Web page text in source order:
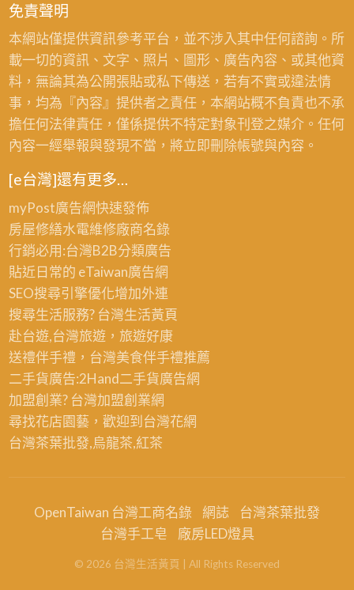
免責聲明
本網站僅提供資訊參考平台，並不涉入其中任何諮詢。所
載一切的資訊、文字、照片、圖形、廣告內容、或其他資
料，無論其為公開張貼或私下傳送，若有不實或違法情
事，均為『內容』提供者之責任，本網站概不負責也不承
擔任何法律責任，僅係提供不特定對象刊登之媒介。任何
內容一經舉報與發現不當，將立即刪除帳號與內容。
[e台灣]還有更多…
myPost廣告網快速發佈
房屋修繕水電維修廠商名錄
行銷必用:台灣B2B分類廣告
貼近日常的 eTaiwan廣告網
SEO搜尋引擎優化增加外連
搜尋生活服務? 台灣生活黃頁
赴台遊,台灣旅遊，旅遊好康
送禮伴手禮，台灣美食伴手禮推薦
二手貨廣告:2Hand二手貨廣告網
加盟創業? 台灣加盟創業網
尋找花店園藝，歡迎到 台灣花網
台灣茶葉批發,烏龍茶,紅茶
OpenTaiwan 台灣工商名錄 網誌
台灣茶葉批發
台灣手工皂
廠房LED燈具
© 2026 台灣生活黃頁 | All Rights Reserved